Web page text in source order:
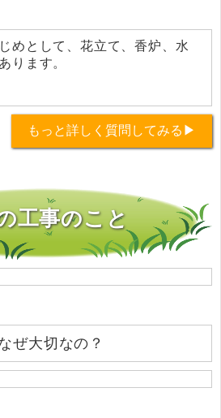
めとして、花立て、香炉、水
ります。
もっと詳しく質問してみる▶
工事のこと
ぜ大切なの？